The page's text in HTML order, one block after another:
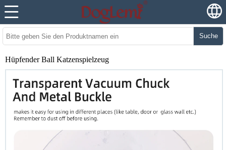
Suche
Hüpfender Ball Katzenspielzeug